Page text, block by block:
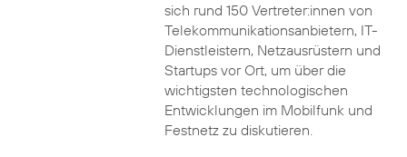
sich rund 150 Vertreter:innen von
Telekommunikationsanbietern, IT-
Dienstleistern, Netzausrüstern und
Startups vor Ort, um über die
wichtigsten technologischen
Entwicklungen im Mobilfunk und
Festnetz zu diskutieren.